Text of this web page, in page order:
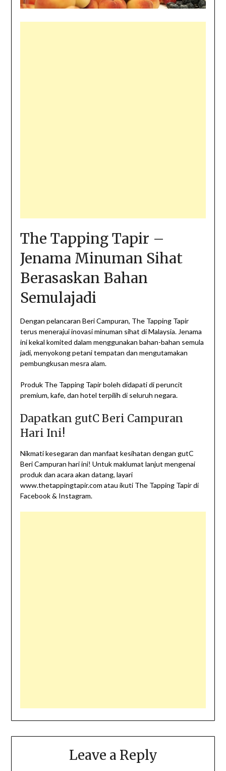
The Tapping Tapir –
Jenama Minuman Sihat
Berasaskan Bahan
Semulajadi
Dengan pelancaran Beri Campuran, The Tapping Tapir
terus menerajui inovasi minuman sihat di Malaysia. Jenama
ini kekal komited dalam menggunakan bahan-bahan semula
jadi, menyokong petani tempatan dan mengutamakan
pembungkusan mesra alam.
Produk The Tapping Tapir boleh didapati di peruncit
premium, kafe, dan hotel terpilih di seluruh negara.
Dapatkan gutC Beri Campuran
Hari Ini!
Nikmati kesegaran dan manfaat kesihatan dengan gutC
Beri Campuran hari ini! Untuk maklumat lanjut mengenai
produk dan acara akan datang, layari
www.thetappingtapir.com atau ikuti The Tapping Tapir di
Facebook & Instagram.
Leave a Reply